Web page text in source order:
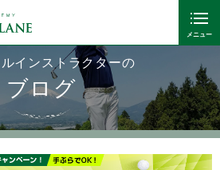
インストラクターの
ブログ